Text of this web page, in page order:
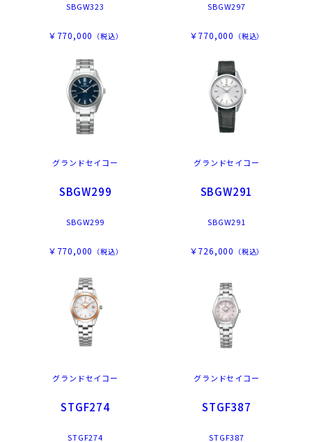
SBGW323
￥770,000 （税込）
SBGW297
￥770,000 （税込）
グランドセイコー
SBGW299
SBGW299
￥770,000 （税込）
グランドセイコー
SBGW291
SBGW291
￥726,000 （税込）
グランドセイコー
STGF274
STGF274
グランドセイコー
STGF387
STGF387